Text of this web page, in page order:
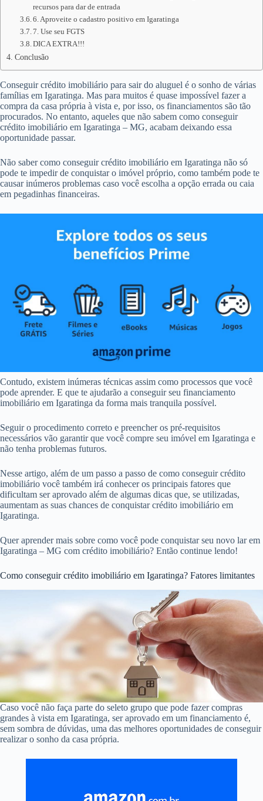
recursos para dar de entrada
6. Aproveite o cadastro positivo em Igaratinga
7. Use seu FGTS
DICA EXTRA!!!
Conclusão
Conseguir crédito imobiliário para sair do aluguel é o sonho de várias
famílias em Igaratinga. Mas para muitos é quase impossível fazer a
compra da casa própria à vista e, por isso, os financiamentos são tão
procurados. No entanto, aqueles que não sabem como conseguir
crédito imobiliário em Igaratinga – MG, acabam deixando essa
oportunidade passar.
Não saber como conseguir crédito imobiliário em Igaratinga não só
pode te impedir de conquistar o imóvel próprio, como também pode te
causar inúmeros problemas caso você escolha a opção errada ou caia
em pegadinhas financeiras.
Contudo, existem inúmeras técnicas assim como processos que você
pode aprender. E que te ajudarão a conseguir seu financiamento
imobiliário em Igaratinga da forma mais tranquila possível.
Seguir o procedimento correto e preencher os pré-requisitos
necessários vão garantir que você compre seu imóvel em Igaratinga e
não tenha problemas futuros.
Nesse artigo, além de um passo a passo de como conseguir crédito
imobiliário você também irá conhecer os principais fatores que
dificultam ser aprovado além de algumas dicas que, se utilizadas,
aumentam as suas chances de conquistar crédito imobiliário em
Igaratinga.
Quer aprender mais sobre como você pode conquistar seu novo lar em
Igaratinga – MG com crédito imobiliário? Então continue lendo!
Como conseguir crédito imobiliário em Igaratinga? Fatores limitantes
Caso você não faça parte do seleto grupo que pode fazer compras
grandes à vista em Igaratinga, ser aprovado em um financiamento é,
sem sombra de dúvidas, uma das melhores oportunidades de conseguir
realizar o sonho da casa própria.